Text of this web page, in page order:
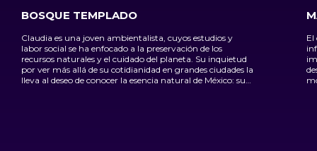
BOSQUE TEMPLADO
Claudia es una joven ambientalista, cuyos estudios y
labor social se ha enfocado a la preservación de los
recursos naturales y el cuidado del planeta. Su inquietud
por ver más allá de su cotidianidad en grandes ciudades la
lleva al deseo de conocer la esencia natural de México: sus
El